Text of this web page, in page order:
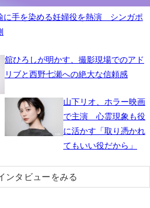
に手を染める妊婦役を熱演 シンガポ
舘ひろしが明かす、撮影現場でのアド
リブと西野七瀬への絶大な信頼感
山下リオ、ホラー映画
で主演 心霊現象も役
に活かす「取り憑かれ
てもいい役だから」
ンタビューをみる